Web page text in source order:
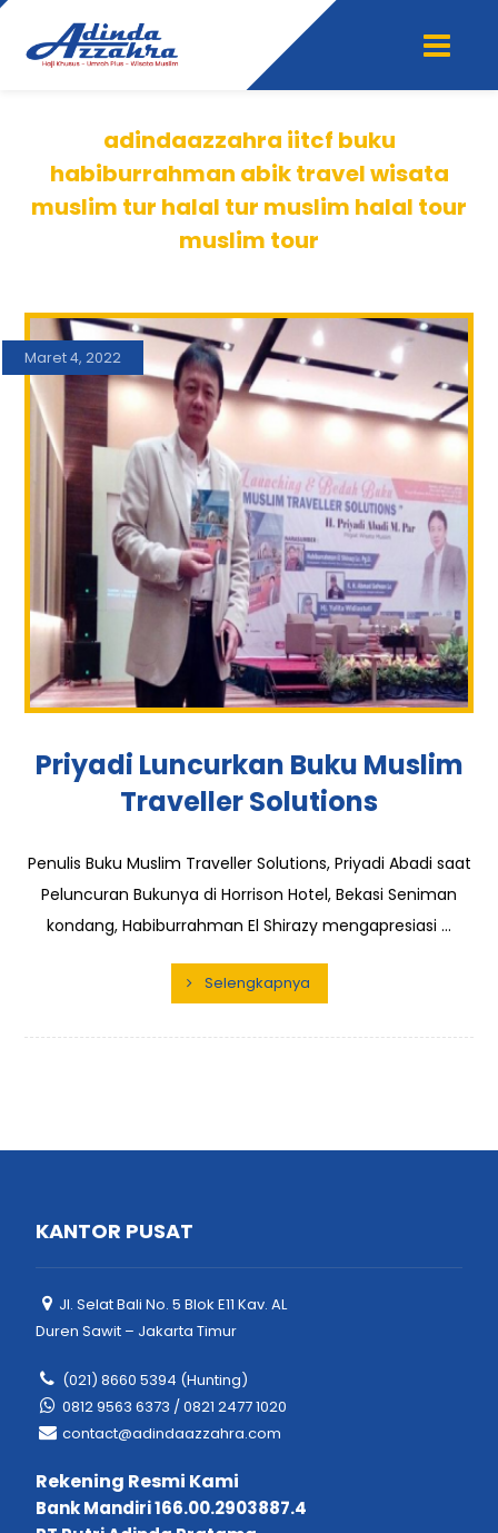
adindaazzahra iitcf buku
habiburrahman abik travel wisata
muslim tur halal tur muslim halal tour
muslim tour
Priyadi Luncurkan Buku Muslim
Traveller Solutions
Maret 4, 2022
Penulis Buku Muslim Traveller Solutions, Priyadi Abadi saat
Peluncuran Bukunya di Horrison Hotel, Bekasi Seniman
kondang, Habiburrahman El Shirazy mengapresiasi ...
Selengkapnya
KANTOR PUSAT
Jl. Selat Bali No. 5 Blok E11 Kav. AL
Duren Sawit – Jakarta Timur
(021) 8660 5394 (Hunting)
0812 9563 6373 / 0821 2477 1020
contact@adindaazzahra.com
Rekening Resmi Kami
Bank Mandiri 166.00.2903887.4